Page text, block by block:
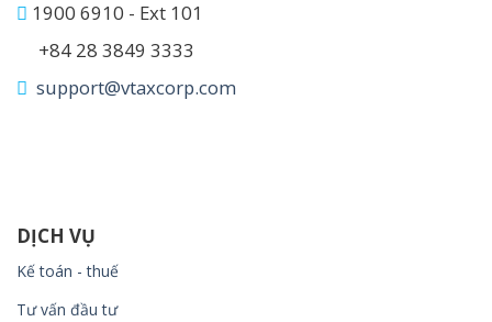
1900 6910 - Ext 101
+84 28 3849 3333
support@vtaxcorp.com
DỊCH VỤ
Kế toán - thuế
Tư vấn đầu tư